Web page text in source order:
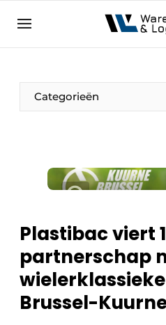
NL
Categorieën
Plastibac viert
partnerschap
Brussel-